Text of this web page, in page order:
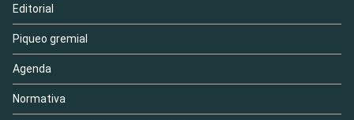
Editorial
Piqueo gremial
Agenda
Normativa